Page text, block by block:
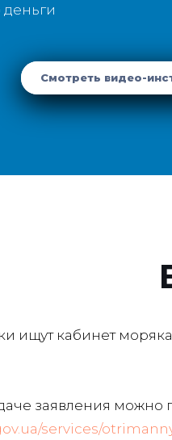
Смотреть видео-
ищут кабинет моряка
заявления можно
services/